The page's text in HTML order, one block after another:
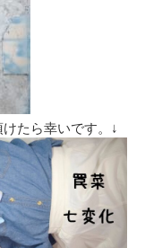
たら幸いです。↓